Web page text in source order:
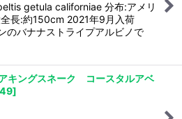
getula californiae 分布:アメリ
全長:約150cm 2021年9月入荷
のバナナストライプアルビノで
キングスネーク コースタルアベ
]